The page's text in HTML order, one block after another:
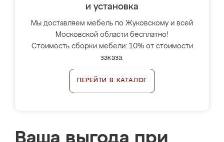
и установка
Мы доставляем мебель по Жуковскому и всей
Московской области бесплатно!
Стоимость сборки мебели: 10% от стоимости
заказа.
ПЕРЕЙТИ В КАТАЛОГ